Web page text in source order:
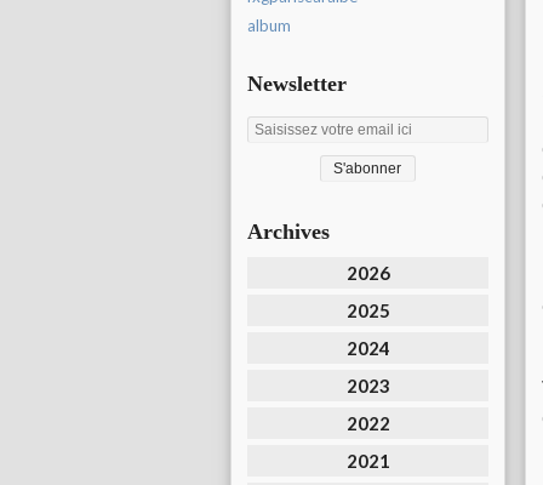
album
Newsletter
Archives
2026
2025
2024
2023
2022
2021